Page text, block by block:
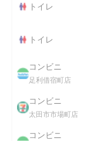
トイレ
トイレ
コンビニ
足利借宿町店
コンビニ
太田市市場町店
コンビニ